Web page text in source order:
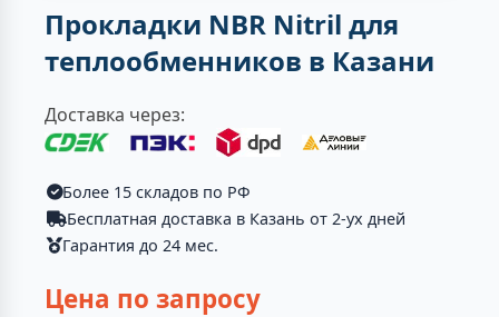
Прокладки NBR Nitril для
теплообменников в Казани
Доставка через:
Более 15 складов по РФ
Бесплатная доставка в Казань от 2-ух дней
Гарантия до 24 мес.
Цена по запросу